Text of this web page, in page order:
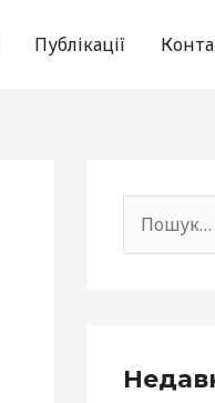
Публікації
т
c
o